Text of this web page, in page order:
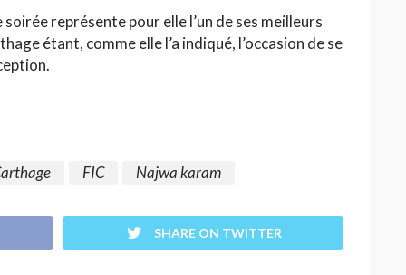
représente pour elle l’un de ses meilleurs
étant, comme elle l’a indiqué, l’occasion de se
FIC Najwa karam
SHARE ON TWITTER